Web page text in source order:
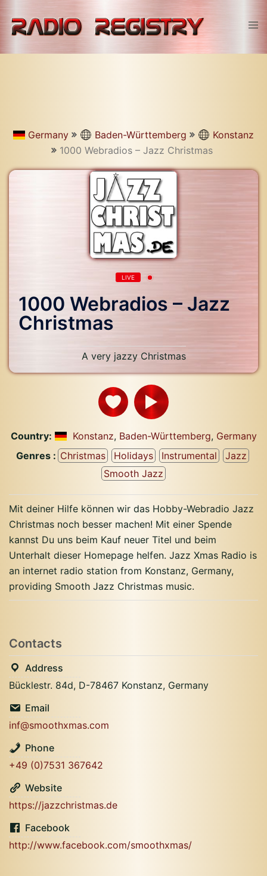
content
Germany Baden-Württemberg
Konstanz
1000 Webradios – Jazz Christmas
LIVE
1000 Webradios – Jazz
Christmas
A very jazzy Christmas
Country: Konstanz, Baden-Württemberg, Germany
Genres : Christmas Holidays Instrumental
Jazz
Smooth Jazz
Mit deiner Hilfe können wir das Hobby-Webradio Jazz
Christmas noch besser machen! Mit einer Spende
kannst Du uns beim Kauf neuer Titel und beim
Unterhalt dieser Homepage helfen. Jazz Xmas Radio is
an internet radio station from Konstanz, Germany,
providing Smooth Jazz Christmas music.
Contacts
Address
Bücklestr. 84d, D-78467 Konstanz, Germany
Email
inf@smoothxmas.com
Phone
+49 (0)7531 367642
Website
https://jazzchristmas.de
Facebook
http://www.facebook.com/smoothxmas/